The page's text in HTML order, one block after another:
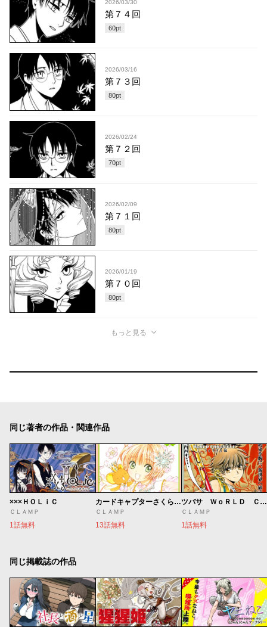
2026/03/30
第７４回
60pt
2026/03/16
第７３回
80pt
2026/02/24
第７２回
70pt
2026/02/09
第７１回
80pt
2026/01/19
第７０回
80pt
もっと見る
同じ著者の作品・関連作品
×××ＨＯＬｉＣ
ＣＬＡＭＰ
1話無料
カードキャプターさくら クリアカード編
ＣＬＡＭＰ
13話無料
ツバサ ＷｏＲＬＤ ＣＨＲｏＮｉＣＬＥ ニライカナイ編
ＣＬＡＭＰ
1話無料
同じ掲載誌の作品